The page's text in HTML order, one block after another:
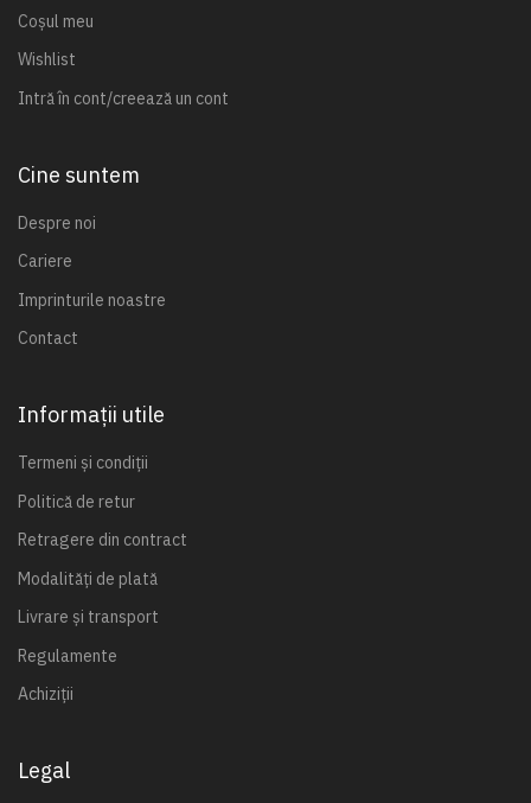
Coșul meu
Wishlist
Intră în cont/creează un cont
Cine suntem
Despre noi
Cariere
Imprinturile noastre
Contact
Informații utile
Termeni și condiții
Politică de retur
Retragere din contract
Modalități de plată
Livrare și transport
Regulamente
Achiziții
Legal